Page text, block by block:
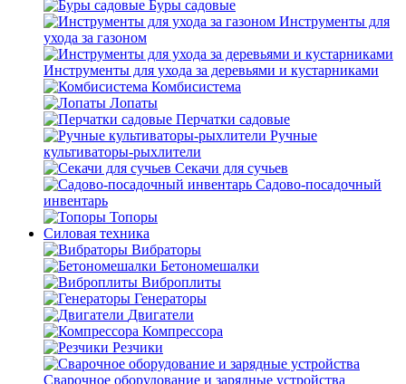
Буры садовые
Инструменты для
ухода за газоном
Инструменты для ухода за деревьями и кустарниками
Комбисистема
Лопаты
Перчатки садовые
Ручные
культиваторы-рыхлители
Секачи для сучьев
Садово-посадочный
инвентарь
Топоры
Силовая техника
Вибраторы
Бетономешалки
Виброплиты
Генераторы
Двигатели
Компрессора
Резчики
Сварочное оборудование и зарядные устройства